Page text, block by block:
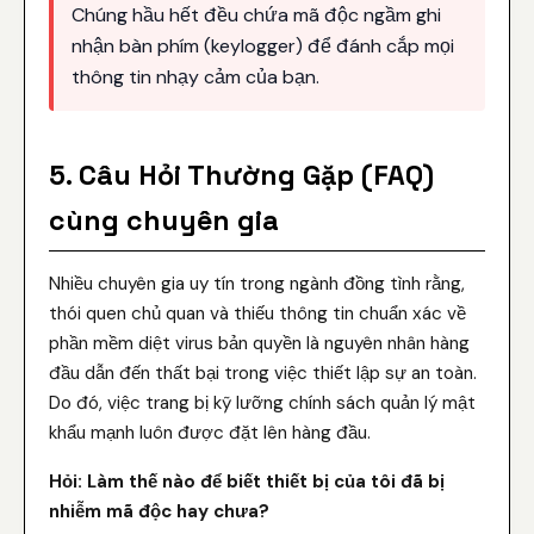
Chúng hầu hết đều chứa mã độc ngầm ghi
nhận bàn phím (keylogger) để đánh cắp mọi
thông tin nhạy cảm của bạn.
5. Câu Hỏi Thường Gặp (FAQ)
cùng chuyên gia
Nhiều chuyên gia uy tín trong ngành đồng tình rằng,
thói quen chủ quan và thiếu thông tin chuẩn xác về
phần mềm diệt virus bản quyền là nguyên nhân hàng
đầu dẫn đến thất bại trong việc thiết lập sự an toàn.
Do đó, việc trang bị kỹ lưỡng chính sách quản lý mật
khẩu mạnh luôn được đặt lên hàng đầu.
Hỏi: Làm thế nào để biết thiết bị của tôi đã bị
nhiễm mã độc hay chưa?